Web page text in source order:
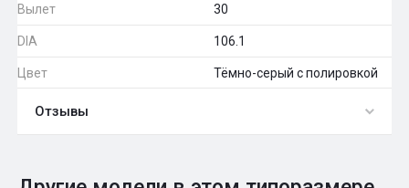
Вылет 30
DIA 106.1
Цвет Тёмно-серый с полировкой
Отзывы
Общий рейтинг 0